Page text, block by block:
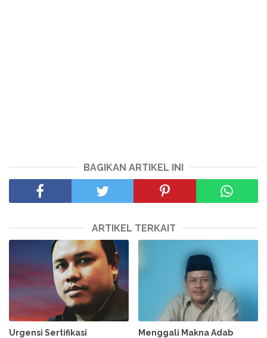
BAGIKAN ARTIKEL INI
ARTIKEL TERKAIT
Urgensi Sertifikasi
Menggali Makna Adab